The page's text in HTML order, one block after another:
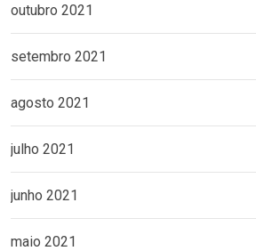
outubro 2021
setembro 2021
agosto 2021
julho 2021
junho 2021
maio 2021